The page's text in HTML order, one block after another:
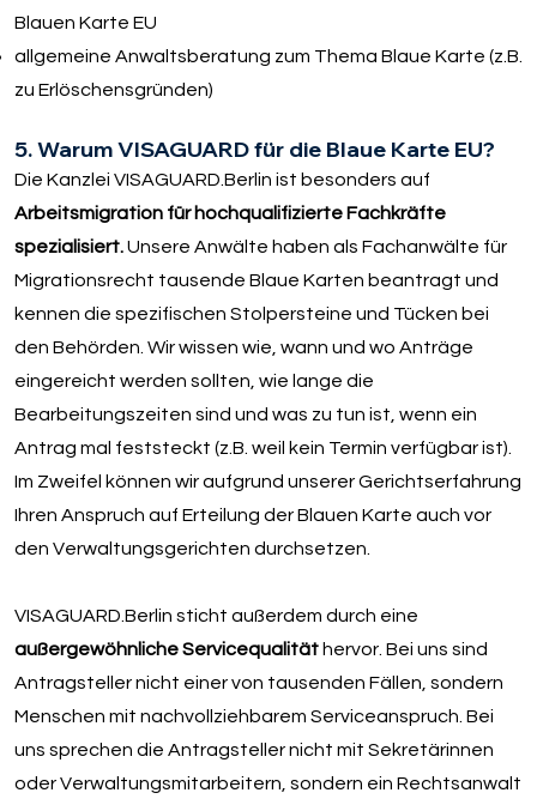
Blauen Karte EU
allgemeine Anwaltsberatung zum Thema Blaue Karte (z.B.
zu Erlöschensgründen)
5. Warum VISAGUARD für die Blaue Karte EU?
Die Kanzlei VISAGUARD.Berlin ist besonders auf
Arbeitsmigration für hochqualifizierte Fachkräfte
spezialisiert.Unsere Anwälte haben als Fachanwälte für
Migrationsrecht tausende Blaue Karten beantragt und
kennen die spezifischen Stolpersteine und Tücken bei
den Behörden. Wir wissen wie, wann und wo Anträge
eingereicht werden sollten, wie lange die
Bearbeitungszeiten sind und was zu tun ist, wenn ein
Antrag mal feststeckt (z.B. weil kein Termin verfügbar ist).
Im Zweifel können wir aufgrund unserer Gerichtserfahrung
Ihren Anspruch auf Erteilung der Blauen Karte auch vor
den Verwaltungsgerichten durchsetzen.
VISAGUARD.Berlin sticht außerdem durch eine
außergewöhnliche Servicequalität hervor. Bei uns sind
Antragsteller nicht einer von tausenden Fällen, sondern
Menschen mit nachvollziehbarem Serviceanspruch. Bei
uns sprechen die Antragsteller nicht mit Sekretärinnen
oder Verwaltungsmitarbeitern, sondern ein Rechtsanwalt